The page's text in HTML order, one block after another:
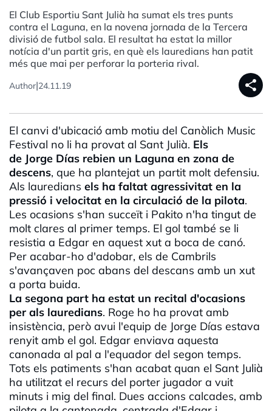
El Club Esportiu Sant Julià ha sumat els tres punts
contra el Laguna, en la novena jornada de la Tercera
divisió de futbol sala. El resultat ha estat la millor
notícia d'un partit gris, en què els lauredians han patit
més que mai per perforar la porteria rival.
Author|24.11.19 share
El canvi d'ubicació amb motiu del Canòlich Music
Festival no li ha provat al Sant Julià. Els
de Jorge Días rebien un Laguna en zona de
descens, que ha plantejat un partit molt defensiu.
Als lauredians els ha faltat agressivitat en la
pressió i velocitat en la circulació de la pilota.
Les ocasions s'han succeït i Pakito n'ha tingut de
molt clares al primer temps. El gol també se li
resistia a Edgar en aquest xut a boca de canó.
Per acabar-ho d'adobar, els de Cambrils
s'avançaven poc abans del descans amb un xut
a porta buida.
La segona part ha estat un recital d'ocasions
per als lauredians. Roge ho ha provat amb
insistència, però avui l'equip de Jorge Días estava
renyit amb el gol. Edgar enviava aquesta
canonada al pal a l'equador del segon temps.
Tots els patiments s'han acabat quan el Sant Julià
ha utilitzat el recurs del porter jugador a vuit
minuts i mig del final. Dues accions calcades, amb